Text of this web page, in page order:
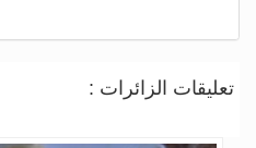
تعليقات الزائرات :